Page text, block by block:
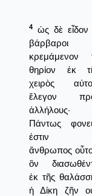
4
ὡς δὲ εἶδον
βάρβαροι
κρεμάμενον
θηρίον ἐκ
χειρὸς
ἔλεγον
ἀλλήλους·
Πάντως
ἐστιν
ἄνθρωπος
ὃν
ἐκ τῆς
ἡ Δίκη ζῆν